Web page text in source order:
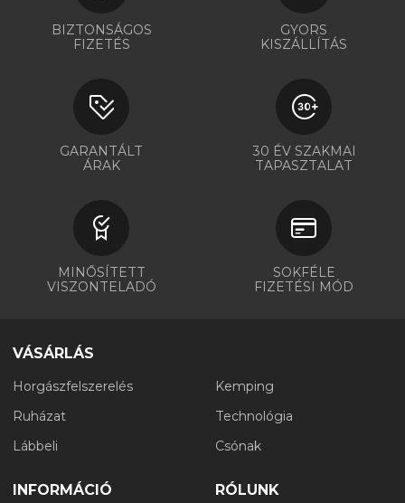
BIZTONSÁGOS
FIZETÉS
GYORS
KISZÁLLÍTÁS
GARANTÁLT
ÁRAK
30 ÉV SZAKMAI
TAPASZTALAT
MINŐSÍTETT
VISZONTELADÓ
SOKFÉLE
FIZETÉSI MÓD
VÁSÁRLÁS
Horgászfelszerelés
Ruházat
Lábbeli
Kemping
Technológia
Csónak
INFORMÁCIÓ RÓLUNK